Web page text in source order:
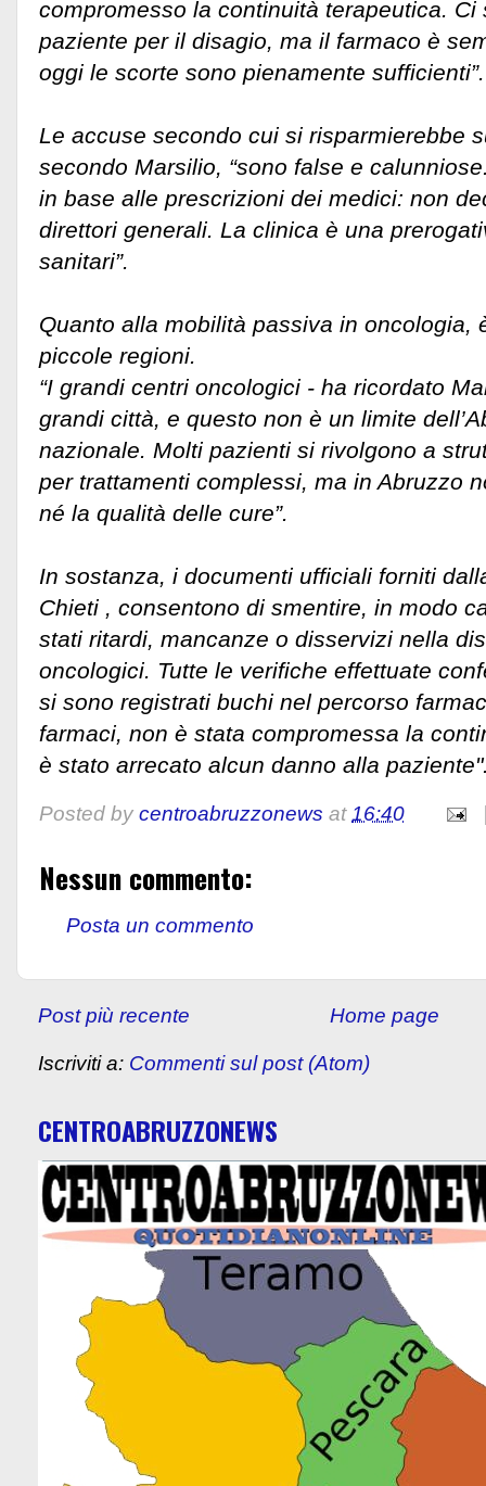
compromesso la continuità terapeutica.
paziente per il disagio, ma il farmaco è
oggi le scorte sono pienamente sufficienti”.
Le accuse secondo cui si risparmierebbe
secondo Marsilio, “sono false e
in base alle prescrizioni dei medici: non
direttori generali. La clinica è una
sanitari”.
Quanto alla mobilità passiva in oncologia,
piccole regioni.
“I grandi centri oncologici - ha ricordato
grandi città, e questo non è un limite
nazionale. Molti pazienti si rivolgono a
per trattamenti complessi, ma in Abruzzo
né la qualità delle cure”.
In sostanza, i documenti ufficiali forniti
Chieti , consentono di smentire, in modo
stati ritardi, mancanze o disservizi nella
oncologici. Tutte le verifiche effettuate
si sono registrati buchi nel percorso
farmaci, non è stata compromessa la
è stato arrecato alcun danno alla
Posted by centroabruzzonews at16:40
Nessun commento:
Posta un commento
Post più recente Home page
Iscriviti a: Commenti sul post (Atom)
CENTROABRUZZONEWS